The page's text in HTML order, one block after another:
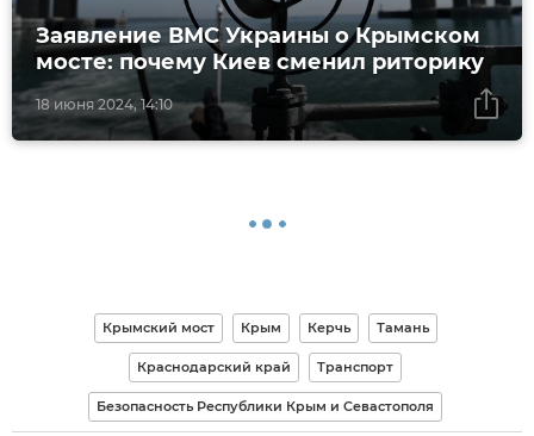
18 июня 2024, 14:10
Заявление ВМС Украины о Крымском
мосте: почему Киев сменил риторику
Крымский мост Крым Керчь Тамань
Краснодарский край Транспорт
Безопасность Республики Крым и Севастополя